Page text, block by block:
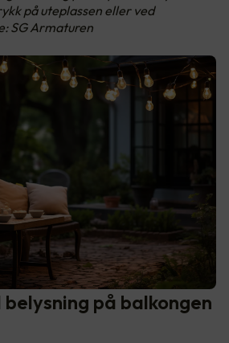
på uteplassen eller ved
SG Armaturen
på balkongen